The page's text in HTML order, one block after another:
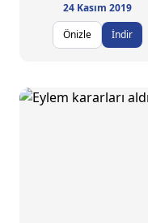
24 Kasım 2019
Önizle
İndir